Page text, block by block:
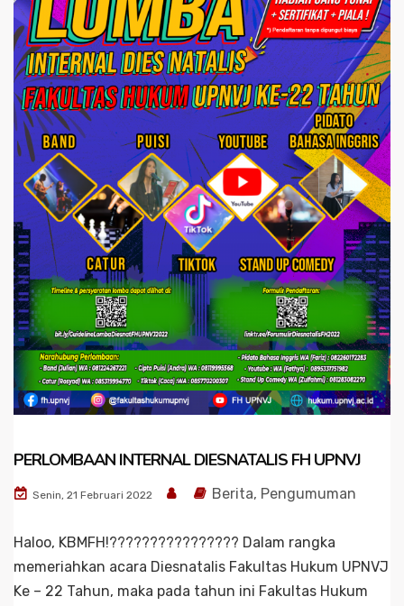
PERLOMBAAN INTERNAL DIESNATALIS FH UPNVJ
Senin, 21 Februari 2022 Berita, Pengumuman
Haloo, KBMFH!???????????????? Dalam rangka
memeriahkan acara Diesnatalis Fakultas Hukum UPNVJ
Ke – 22 Tahun, maka pada tahun ini Fakultas Hukum